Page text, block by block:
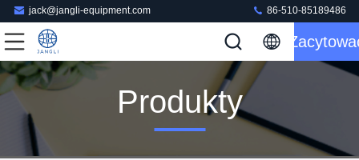
jack@jangli-equipment.com 86-510-85189486
Produkty